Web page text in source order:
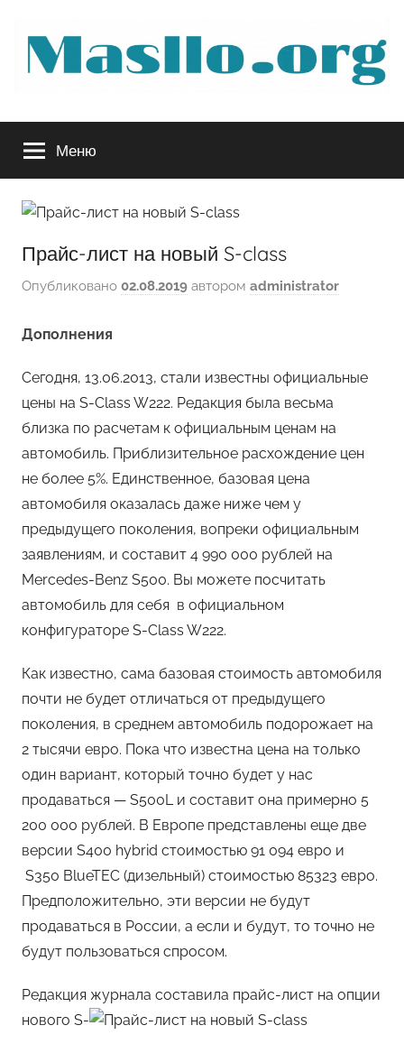
содержимому
Руководство
по
обслуживанию
вашего
Меню
Прайс-лист на новый S-class
Опубликовано 02.08.2019 автором administrator
Дополнения
Сегодня, 13.06.2013, стали известны официальные
цены на S-Class W222. Редакция была весьма
близка по расчетам к официальным ценам на
автомобиль. Приблизительное расхождение цен
не более 5%. Единственное, базовая цена
автомобиля оказалась даже ниже чем у
предыдущего поколения, вопреки официальным
заявлениям, и составит 4 990 000 рублей на
Mercedes-Benz S500. Вы можете посчитать
автомобиль для себя в официальном
конфигураторе S-Class W222.
Как известно, сама базовая стоимость автомобиля
почти не будет отличаться от предыдущего
поколения, в среднем автомобиль подорожает на
2 тысячи евро. Пока что известна цена на только
один вариант, который точно будет у нас
продаваться — S500L и составит она примерно 5
200 000 рублей. В Европе представлены еще две
версии S400 hybrid стоимостью 91 094 евро и
S350 BlueTEC (дизельный) стоимостью 85323 евро.
Предположительно, эти версии не будут
продаваться в России, а если и будут, то точно не
будут пользоваться спросом.
Редакция журнала составила прайс-лист на опции
нового S-